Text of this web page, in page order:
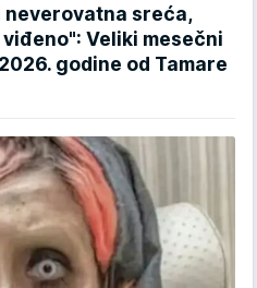
neverovatna sreća,
Veliki mesečni
godine od Tamare